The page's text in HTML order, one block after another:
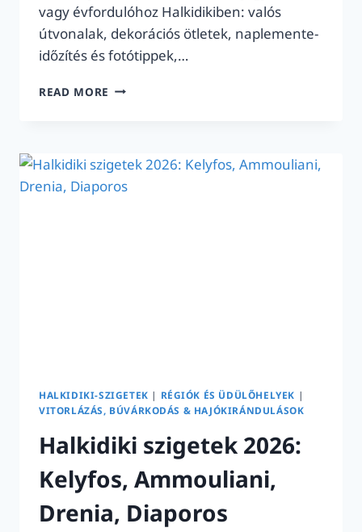
vagy évfordulóhoz Halkidikiben: valós
útvonalak, dekorációs ötletek, naplemente-
időzítés és fotótippek,…
READ MORE PRIVÁT
HALKIDIKIBEN
HALKIDIKI-SZIGETEK | RÉGIÓK ÉS ÜDÜLŐHELYEK |
VITORLÁZÁS, BÚVÁRKODÁS & HAJÓKIRÁNDULÁSOK
Halkidiki szigetek 2026:
Kelyfos, Ammouliani,
Drenia, Diaporos